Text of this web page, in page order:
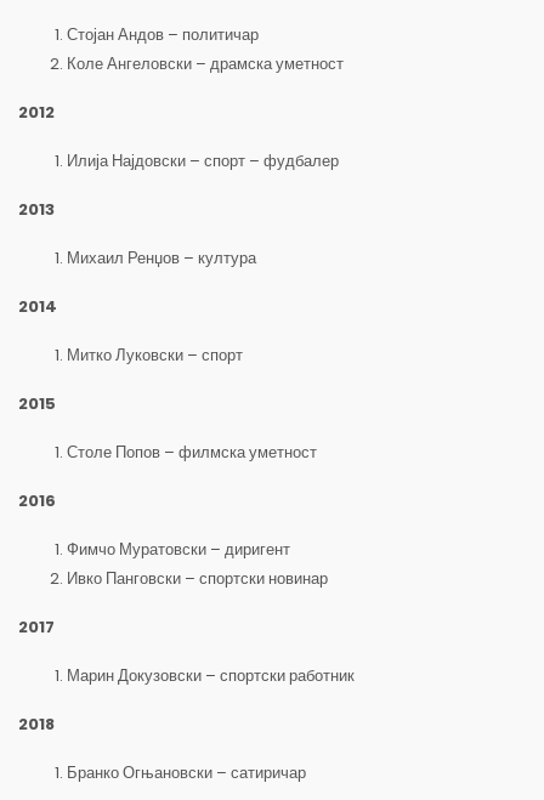
Стојан Андов – политичар
Коле Ангеловски – драмска уметност
2012
Илија Најдовски – спорт – фудбалер
2013
Михаил Ренџов – култура
2014
Митко Луковски – спорт
2015
Столе Попов – филмска уметност
2016
Фимчо Муратовски – диригент
Ивко Панговски – спортски новинар
2017
Марин Докузовски – спортски работник
2018
Бранко Огњановски – сатиричар